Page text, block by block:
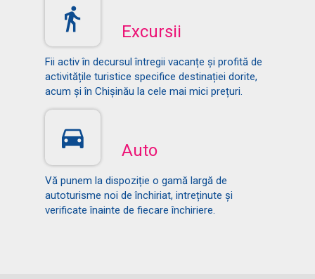
Excursii
Fii activ în decursul întregii vacanțe și profită de
activitățile turistice specifice destinației dorite,
acum și în Chișinău la cele mai mici prețuri.
Auto
Vă punem la dispoziție o gamă largă de
autoturisme noi de închiriat, intreținute și
verificate înainte de fiecare închiriere.